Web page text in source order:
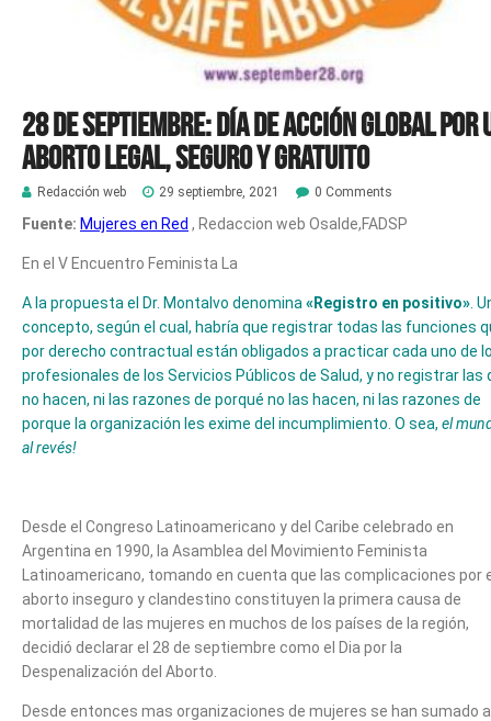
28 de septiembre: Día de Acción Global por
Aborto Legal, Seguro y Gratuito
Redacción web 29 septiembre, 2021 0 Comments
Fuente: Mujeres en Red , Redaccion web Osalde,FADSP
En el V Encuentro Feminista La
A la propuesta el Dr. Montalvo denomina «Registro en positivo» .
concepto, según el cual, habría que registrar todas las funciones
por derecho contractual están obligados a practicar cada uno de
profesionales de los Servicios Públicos de Salud, y no registrar las
no hacen, ni las razones de porqué no las hacen, ni las razones de
porque la organización les exime del incumplimiento. O sea, el
al revés!
Desde el Congreso Latinoamericano y del Caribe celebrado en
Argentina en 1990, la Asamblea del Movimiento Feminista
Latinoamericano, tomando en cuenta que las complicaciones por
aborto inseguro y clandestino constituyen la primera causa de
mortalidad de las mujeres en muchos de los países de la región,
decidió declarar el 28 de septiembre como el Dia por la
Despenalización del Aborto.
Desde entonces mas organizaciones de mujeres se han sumado